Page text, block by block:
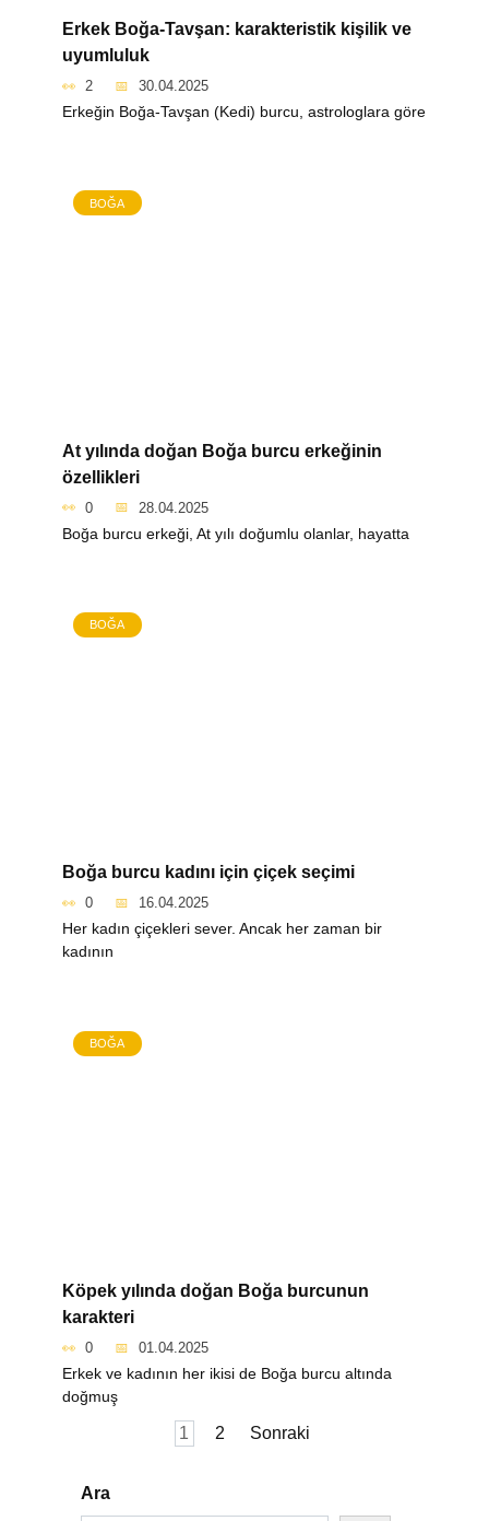
Erkek Boğa-Tavşan: karakteristik kişilik ve
uyumluluk
2 30.04.2025
Erkeğin Boğa-Tavşan (Kedi) burcu, astrologlara göre
BOĞA
At yılında doğan Boğa burcu erkeğinin
özellikleri
0 28.04.2025
Boğa burcu erkeği, At yılı doğumlu olanlar, hayatta
BOĞA
Boğa burcu kadını için çiçek seçimi
0 16.04.2025
Her kadın çiçekleri sever. Ancak her zaman bir
kadının
BOĞA
Köpek yılında doğan Boğa burcunun
karakteri
0 01.04.2025
Erkek ve kadının her ikisi de Boğa burcu altında
doğmuş
1 2 Sonraki
Ara